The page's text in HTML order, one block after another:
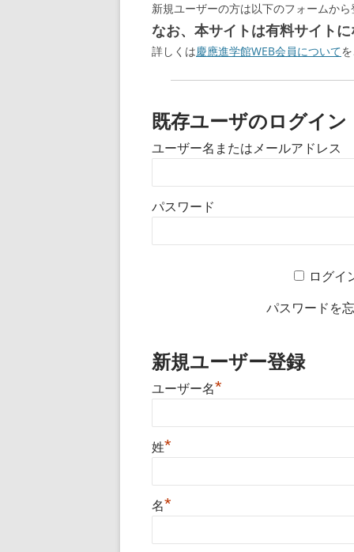
新規ユーザーの方は以下のフォームから
なお、本サイトは有料サイト
詳しくは慶應進学館WEB会員について
既存ユーザのログイン
ユーザー名またはメールアドレス
パスワード
ログイ
パスワードを
新規ユーザー登録
ユーザー名*
姓*
名*